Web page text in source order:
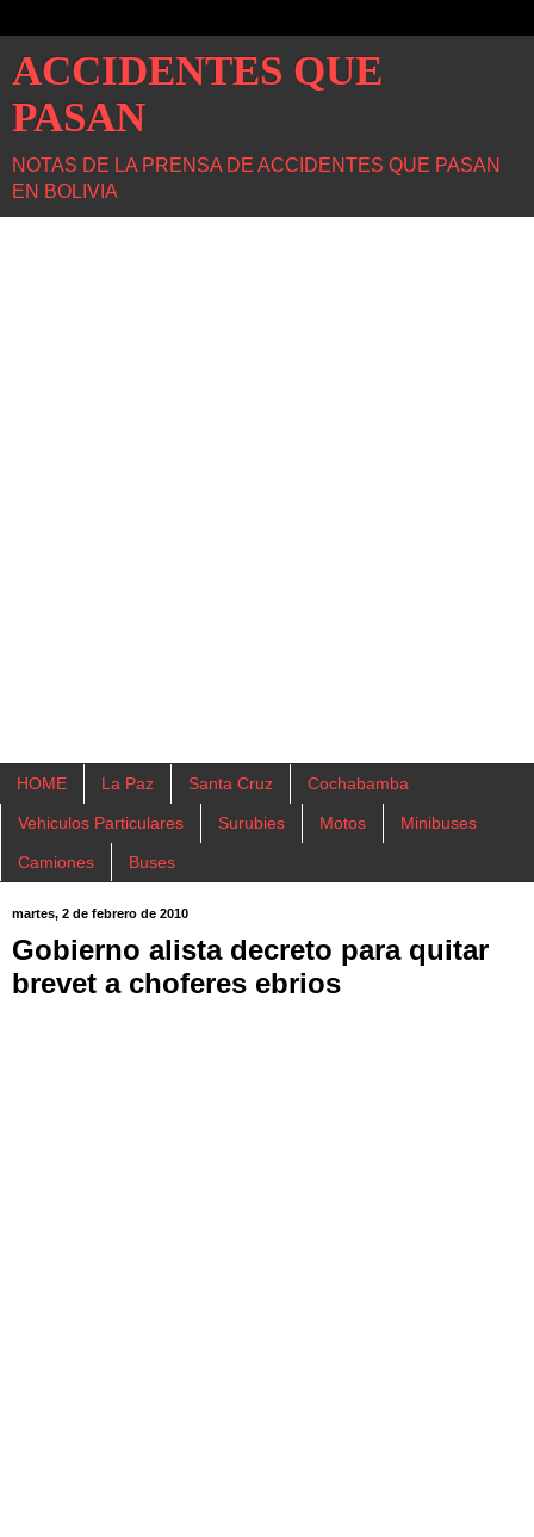
ACCIDENTES QUE
PASAN
NOTAS DE LA PRENSA DE ACCIDENTES QUE PASAN
EN BOLIVIA
HOME La Paz Santa Cruz Cochabamba
Vehiculos Particulares Surubies Motos Minibuses
Camiones Buses
martes, 2 de febrero de 2010
Gobierno alista decreto para quitar
brevet a choferes ebrios